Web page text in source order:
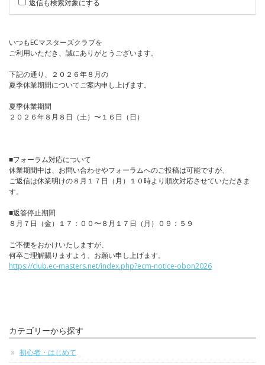
返信も検索対象にする
いつもECマスターズクラブを
ご利用いただき、誠にありがとうございます。
下記の通り、２０２６年８月の
夏季休業期間についてご案内申し上げます。
夏季休業期間
２０２６年８月８日（土）〜１６日（日）
■フォーラム対応について
休業期間中は、お問い合わせやフォーラムへのご投稿は可能ですが、
ご返信は休業明けの８月１７日（月）１０時より順次対応させていただきま
す。
■返答停止期間
８月７日（金）１７：００〜８月１７日（月）０９：５９
ご不便をおかけいたしますが、
何卒ご理解賜りますよう、お願い申し上げます。
https://club.ec-masters.net/index.php?ecm-notice-obon2026
カテゴリーから探す
初心者・はじめて